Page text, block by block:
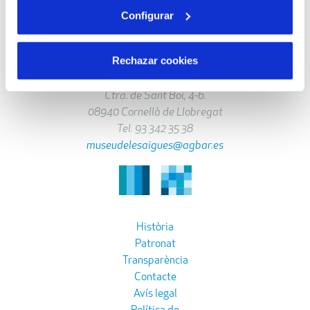
Configurar
Rechazar cookies
08940 Cornellà de Llobregat, Barcelona
Museu de les Aigües
Ctra. de Sant Boi, 4-6.
08940 Cornellà de Llobregat
Tel. 93 342 35 38
museudelesaigues@agbar.es
Història
Patronat
Transparència
Contacte
Avís legal